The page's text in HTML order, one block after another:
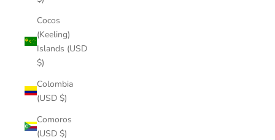
Cocos
(Keeling)
Islands (USD
$)
Colombia
(USD $)
Comoros
(USD $)